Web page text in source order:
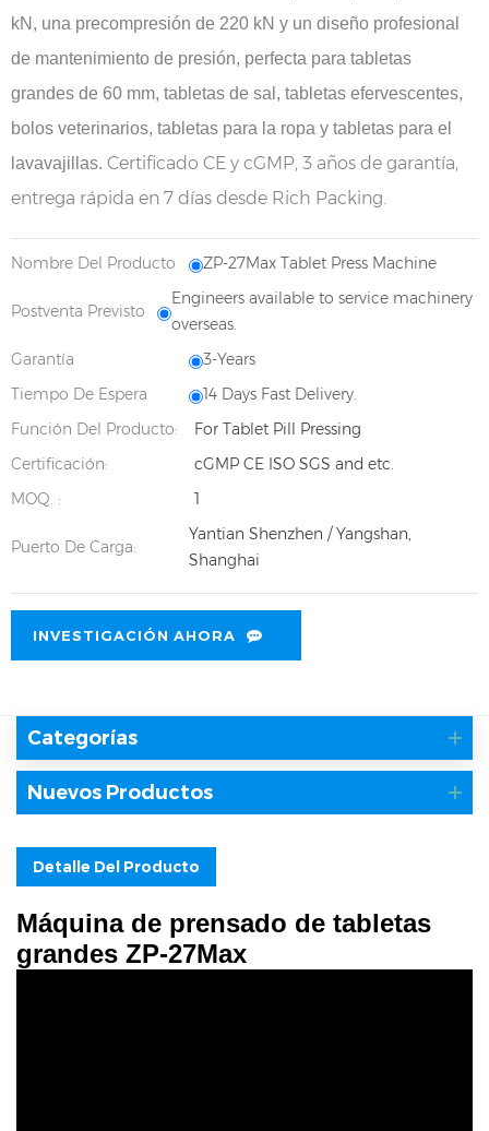
kN, una precompresión de 220 kN y un diseño profesional
de mantenimiento de presión, perfecta para tabletas
grandes de 60 mm, tabletas de sal, tabletas efervescentes,
bolos veterinarios, tabletas para la ropa y tabletas para el
lavavajillas. Certificado CE y cGMP, 3 años de garantía,
entrega rápida en 7 días desde Rich Packing.
Nombre Del Producto ZP-27Max Tablet Press Machine
Postventa Previsto
Engineers available to service machinery
overseas.
Garantía
3-Years
Tiempo De Espera
14 Days Fast Delivery.
Función Del Producto:
For Tablet Pill Pressing
Certificación:
cGMP CE ISO SGS and etc.
MOQ. :
1
Puerto De Carga:
Yantian Shenzhen / Yangshan,
Shanghai
INVESTIGACIÓN AHORA
Categorías
Nuevos Productos
Detalle Del Producto
Máquina de prensado de tabletas
grandes ZP-27Max